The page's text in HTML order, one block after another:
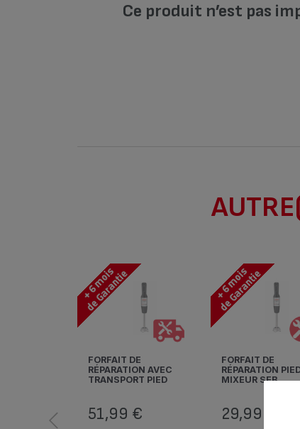
Ce produit n’est pas
FORFAIT DE
RÉPARATION AVEC
TRANSPORT PIED
51,99 €
FORFAIT DE
RÉPARATION
MIXEUR SEB
29,99 €